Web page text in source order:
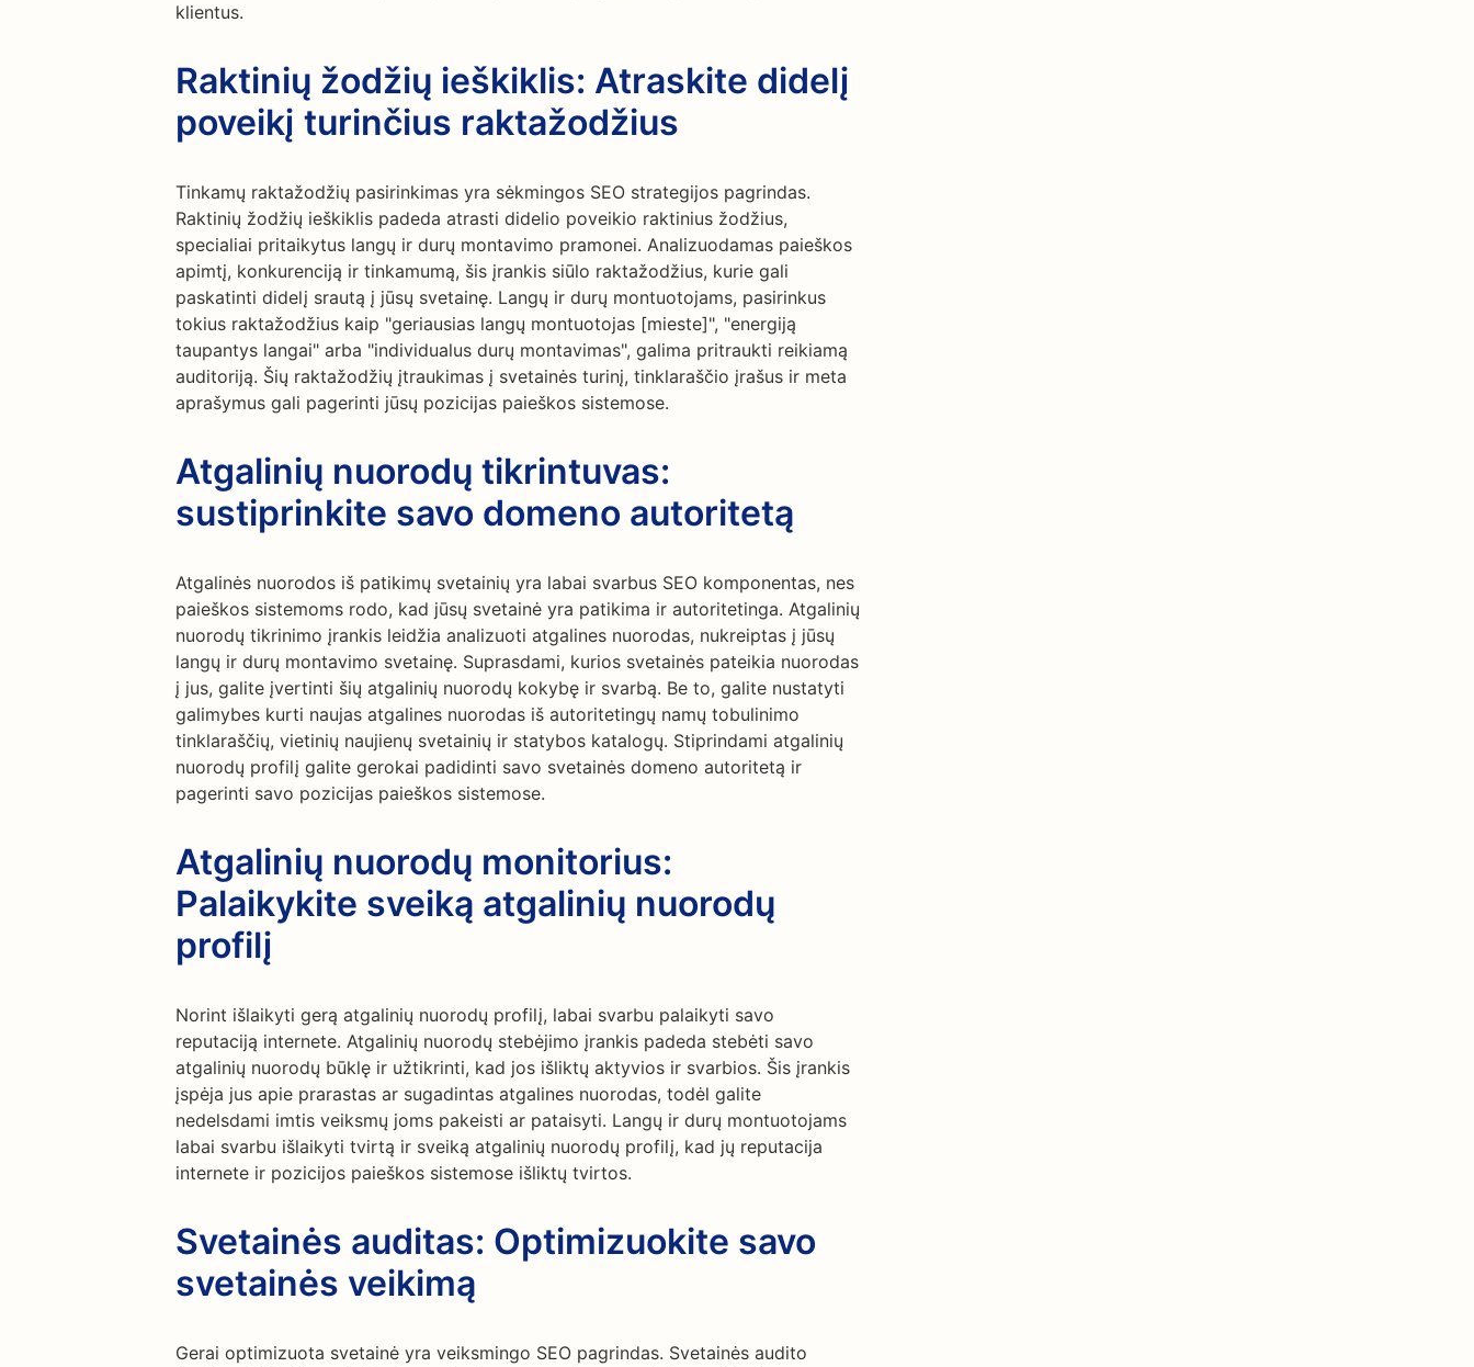
klientus.
Raktinių žodžių ieškiklis: Atraskite didelį
poveikį turinčius raktažodžius
Tinkamų raktažodžių pasirinkimas yra sėkmingos SEO strategijos pagrindas.
Raktinių žodžių ieškiklis padeda atrasti didelio poveikio raktinius žodžius,
specialiai pritaikytus langų ir durų montavimo pramonei. Analizuodamas paieškos
apimtį, konkurenciją ir tinkamumą, šis įrankis siūlo raktažodžius, kurie gali
paskatinti didelį srautą į jūsų svetainę. Langų ir durų montuotojams, pasirinkus
tokius raktažodžius kaip "geriausias langų montuotojas [mieste]", "energiją
taupantys langai" arba "individualus durų montavimas", galima pritraukti reikiamą
auditoriją. Šių raktažodžių įtraukimas į svetainės turinį, tinklaraščio įrašus ir meta
aprašymus gali pagerinti jūsų pozicijas paieškos sistemose.
Atgalinių nuorodų tikrintuvas:
sustiprinkite savo domeno autoritetą
Atgalinės nuorodos iš patikimų svetainių yra labai svarbus SEO komponentas, nes
paieškos sistemoms rodo, kad jūsų svetainė yra patikima ir autoritetinga. Atgalinių
nuorodų tikrinimo įrankis leidžia analizuoti atgalines nuorodas, nukreiptas į jūsų
langų ir durų montavimo svetainę. Suprasdami, kurios svetainės pateikia nuorodas
į jus, galite įvertinti šių atgalinių nuorodų kokybę ir svarbą. Be to, galite nustatyti
galimybes kurti naujas atgalines nuorodas iš autoritetingų namų tobulinimo
tinklaraščių, vietinių naujienų svetainių ir statybos katalogų. Stiprindami atgalinių
nuorodų profilį galite gerokai padidinti savo svetainės domeno autoritetą ir
pagerinti savo pozicijas paieškos sistemose.
Atgalinių nuorodų monitorius:
Palaikykite sveiką atgalinių nuorodų
profilį
Norint išlaikyti gerą atgalinių nuorodų profilį, labai svarbu palaikyti savo
reputaciją internete. Atgalinių nuorodų stebėjimo įrankis padeda stebėti savo
atgalinių nuorodų būklę ir užtikrinti, kad jos išliktų aktyvios ir svarbios. Šis įrankis
įspėja jus apie prarastas ar sugadintas atgalines nuorodas, todėl galite
nedelsdami imtis veiksmų joms pakeisti ar pataisyti. Langų ir durų montuotojams
labai svarbu išlaikyti tvirtą ir sveiką atgalinių nuorodų profilį, kad jų reputacija
internete ir pozicijos paieškos sistemose išliktų tvirtos.
Svetainės auditas: Optimizuokite savo
svetainės veikimą
Gerai optimizuota svetainė yra veiksmingo SEO pagrindas. Svetainės audito